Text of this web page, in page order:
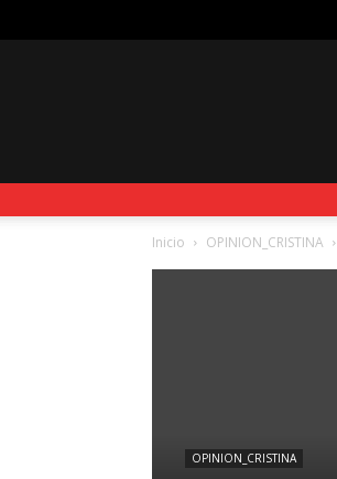
Inicio OPINION_CRISTINA
OPINION_CRISTINA